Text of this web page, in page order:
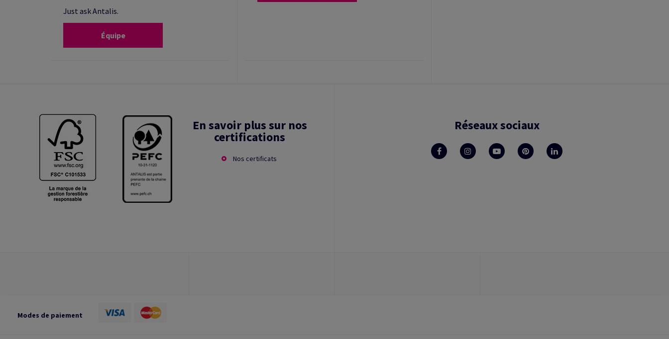
Just ask Antalis.
Équipe
En savoir plus sur nos
certifications
Nos certificats
Réseaux sociaux
Modes de paiement